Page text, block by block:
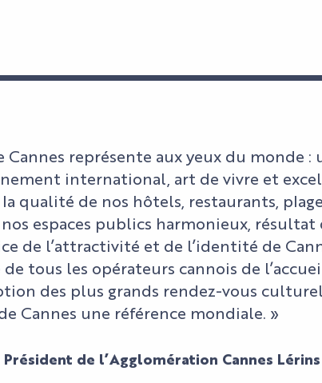
représente aux yeux du monde :
international, art de vivre et
qualité de nos hôtels, restaurants,
espaces publics harmonieux, résultat
de l’attractivité et de l’identité de
tous les opérateurs cannois de
des plus grands rendez-vous
Cannes une référence mondiale. »
de l’Agglomération Cannes Lérins